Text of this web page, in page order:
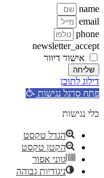
name
email
phone
newsletter_accept
אישור דיוור
שליחה
דילוג לתוכן
פתח סרגל נגישות
כלי נגישות
הגדל טקסט
הקטן טקסט
גווני אפור
ניגודיות גבוהה